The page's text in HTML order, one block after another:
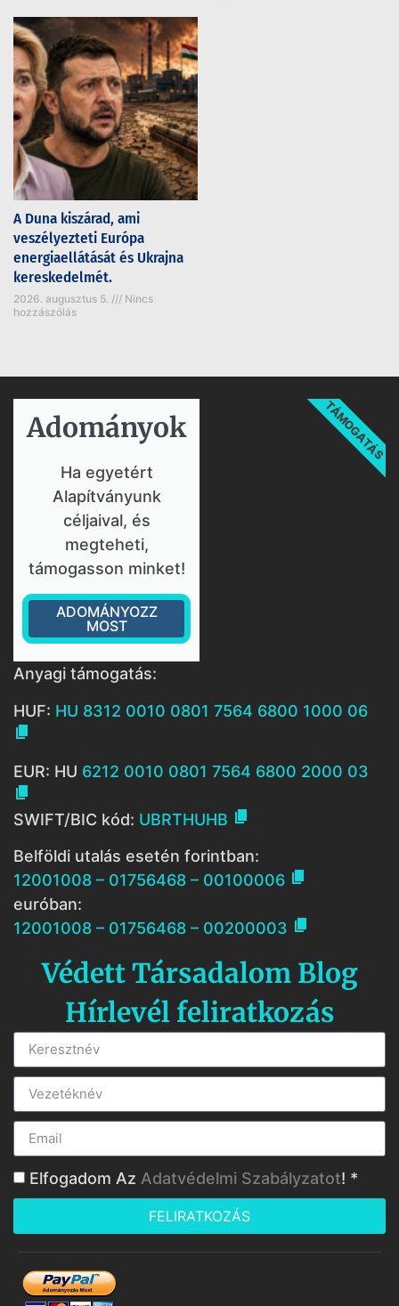
A Duna kiszárad, ami
veszélyezteti Európa
energiaellátását és Ukrajna
kereskedelmét.
2026. augusztus 5.
Nincs
hozzászólás
Adományok​
Ha egyetért
Alapítványunk
céljaival, és
megteheti,
támogasson minket!
ADOMÁNYOZZ
MOST
TÁMOGATÁS
Anyagi támogatás:
HUF: HU 8312 0010 0801 7564 6800 1000 06

EUR: HU 6212 0010 0801 7564 6800 2000 03

SWIFT/BIC kód: UBRTHUHB 
Belföldi utalás esetén forintban:
12001008 – 01756468 – 00100006 
euróban:
12001008 – 01756468 – 00200003 
Védett Társadalom Blog
Hírlevél feliratkozás
Elfogadom Az Adatvédelmi Szabályzatot! *
FELIRATKOZÁS